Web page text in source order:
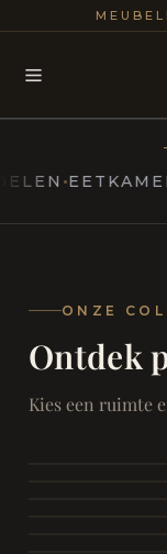
ONZE
Ontdek
Kies een ruimte
SAMEN
Eetkamer
RUST EN